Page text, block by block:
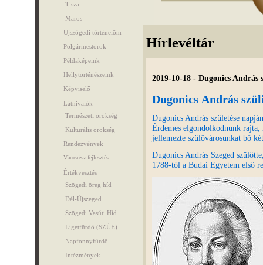
Tisza
Maros
Ujszögedi történelöm
Polgármestörök
Példaképeink
Hellytörténészeink
Képviselő
Látnivalók
Természeti örökség
Kulturális örökség
Rendezvények
Városrész fejlesztés
Értékvesztés
Szögedi öreg híd
Dél-Újszeged
Szögedi Vasúti Híd
Ligetfürdő (SZÚE)
Napfonnyfürdő
Intézmények
Hírlevéltár
2019-10-18 - Dugonics András
Dugonics András
Dugonics András születése
Érdemes elgondolkodnunk
jellemezte szülővárosunkat bő
Dugonics András Szeged
1788-tól a Budai Egyetem első